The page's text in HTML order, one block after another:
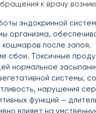
к врачу
эндокринной
организма,
кошмаров после запоя.
сбои. Токсичные
нормальное
системы,
нарушения
функций —
влияет на